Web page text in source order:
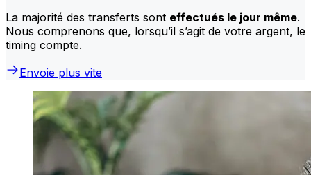
La majorité des transferts sont effectués le jour même.
Nous comprenons que, lorsqu’il s’agit de votre argent, le
timing compte.
Envoie plus vite